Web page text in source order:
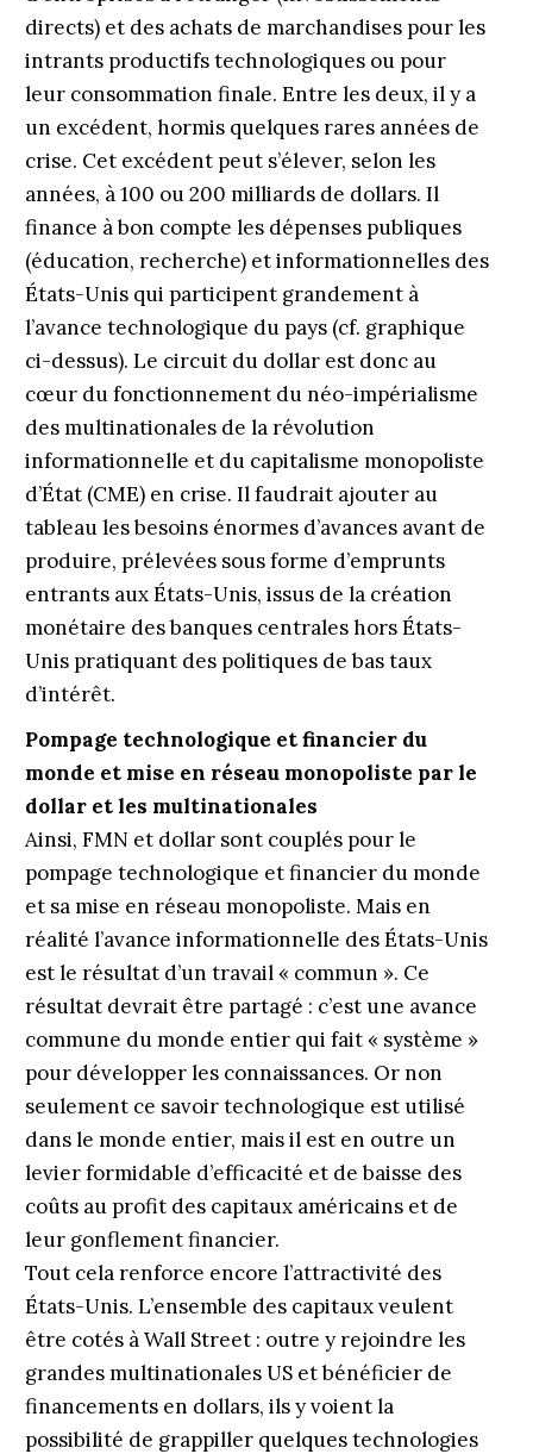
directs) et des achats de marchandises pour les
intrants productifs technologiques ou pour
leur consommation finale. Entre les deux, il y a
un excédent, hormis quelques rares années de
crise. Cet excédent peut s’élever, selon les
années, à 100 ou 200 milliards de dollars. Il
finance à bon compte les dépenses publiques
(éducation, recherche) et informationnelles des
États-Unis qui participent grandement à
l’avance technologique du pays (cf. graphique
ci-dessus). Le circuit du dollar est donc au
cœur du fonctionnement du néo-impérialisme
des multinationales de la révolution
informationnelle et du capitalisme monopoliste
d’État (CME) en crise. Il faudrait ajouter au
tableau les besoins énormes d’avances avant de
produire, prélevées sous forme d’emprunts
entrants aux États-Unis, issus de la création
monétaire des banques centrales hors États-
Unis pratiquant des politiques de bas taux
d’intérêt.
Pompage technologique et financier du
monde et mise en réseau monopoliste par le
dollar et les multinationales
Ainsi, FMN et dollar sont couplés pour le
pompage technologique et financier du monde
et sa mise en réseau monopoliste. Mais en
réalité l’avance informationnelle des États-Unis
est le résultat d’un travail « commun ». Ce
résultat devrait être partagé : c’est une avance
commune du monde entier qui fait « système »
pour développer les connaissances. Or non
seulement ce savoir technologique est utilisé
dans le monde entier, mais il est en outre un
levier formidable d’efficacité et de baisse des
coûts au profit des capitaux américains et de
leur gonflement financier.
Tout cela renforce encore l’attractivité des
États-Unis. L’ensemble des capitaux veulent
être cotés à Wall Street : outre y rejoindre les
grandes multinationales US et bénéficier de
financements en dollars, ils y voient la
possibilité de grappiller quelques technologies